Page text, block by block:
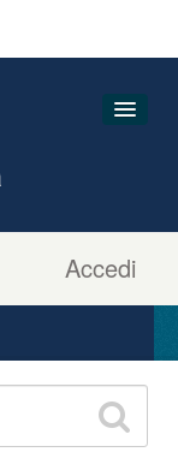
Accedi